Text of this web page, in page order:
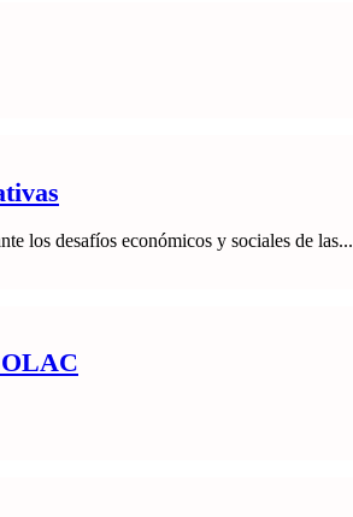
los desafíos económicos y sociales de las...